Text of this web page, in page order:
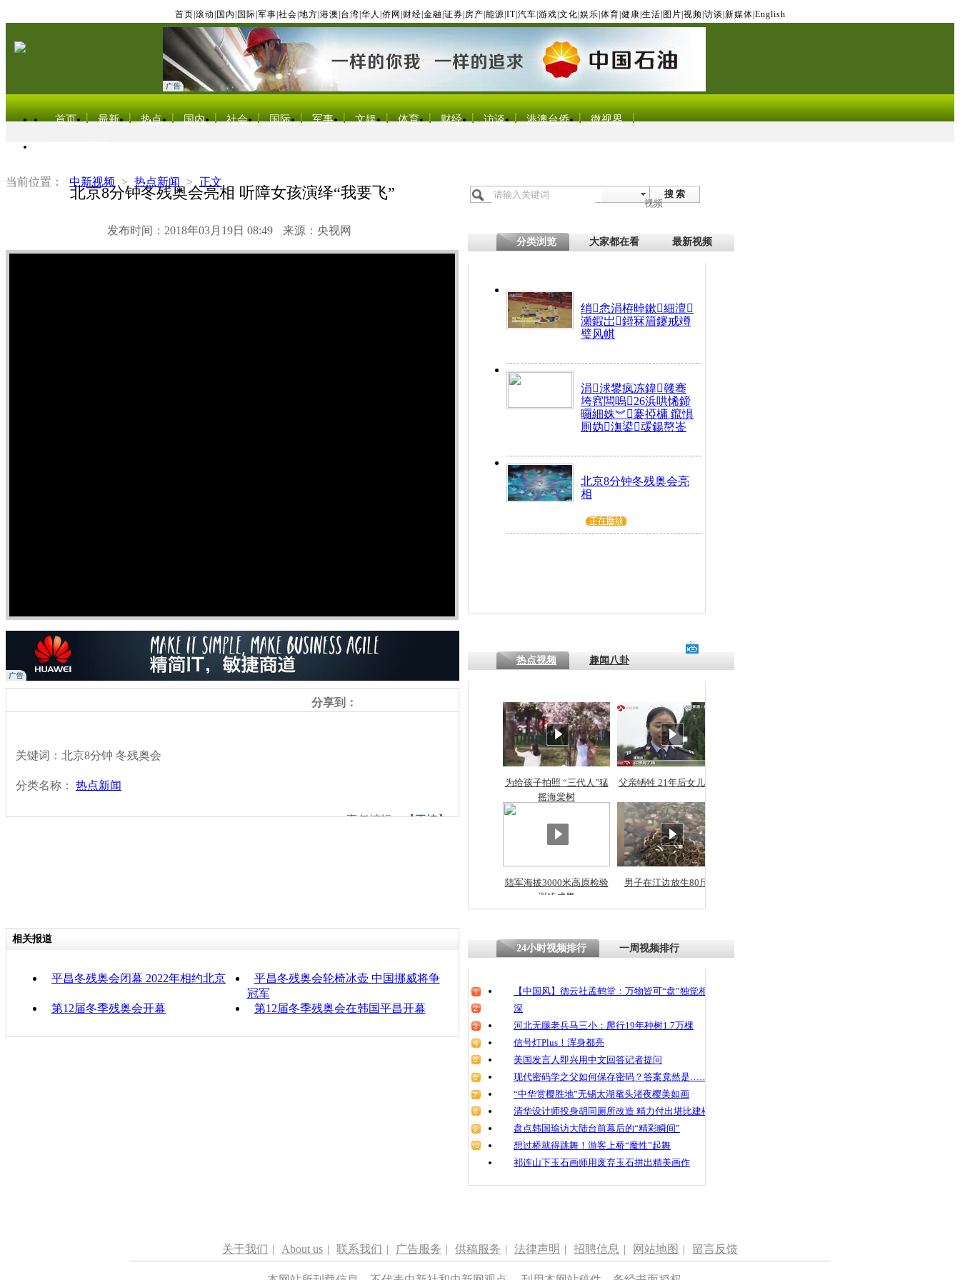
首页 滚动 国内 国际 军事 社会 地方 港澳 台湾 华人 侨网 财经 金融 证券 房产 能源 IT| 汽车 游戏 文化 娱乐 体育 健康 生活 图片 视频 访谈 新媒体 English
首页 最新 热点 国内 社会 国际 军事 文娱 体育 财经 访谈 港澳台侨 微视界
当前位置： 中新视频 > 热点新闻 > 正文
北京8分钟冬残奥会亮相 听障女孩演绎“我要飞”
发布时间：2018年03月19日 08:49 来源：央视网
搜 索
视频
分类浏览 大家都在看 最新视频
绡悆涓栫晫鏉細澶
瀬鍜岀鐞冧篃鑳戒竴
璧风帺
涓浗鐢疯冻鍏竷骞
垮窞闆嗚26浜哄悕鍗
曪細姝︾褰掗槦 鑹惧
厠妫潕鍙叆鍚嶅崟
北京8分钟冬残奥会亮
相
分享到：
关键词：北京8分钟 冬残奥会
分类名称： 热点新闻
责任编辑：【王祎】
热点视频 趣闻八卦
为给孩子拍照 “三代人”猛
摇海棠树
父亲牺牲 21年后女儿从警
陆军海拔3000米高原检验
训练成果
男子在江边放生80斤蛇
相关报道
平昌冬残奥会闭幕 2022年相约北京
平昌冬残奥会轮椅冰壶 中国挪威将争
冠军
第12届冬季残奥会开幕
第12届冬季残奥会在韩国平昌开幕
24小时视频排行 一周视频排行
【中国风】德云社孟鹤堂：万物皆可“盘”独觉相声
深
河北无腿老兵马三小：爬行19年种树1.7万棵
信号灯Plus！浑身都亮
美国发言人即兴用中文回答记者提问
现代密码学之父如何保存密码？答案竟然是……
“中华赏樱胜地”无锡太湖鼋头渚夜樱美如画
清华设计师投身胡同厕所改造 精力付出堪比建楼
盘点韩国瑜访大陆台前幕后的“精彩瞬间”
想过桥就得跳舞！游客上桥“魔性”起舞
祁连山下玉石画师用废弃玉石拼出精美画作
关于我们 | About us | 联系我们 | 广告服务 | 供稿服务 | 法律声明 | 招聘信息 | 网站地图 | 留言反馈